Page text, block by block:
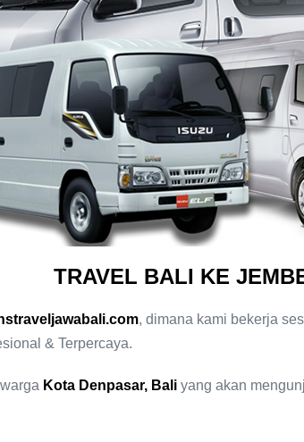
TRAVEL BALI KE
, dimana kami bekerja
& Terpercaya.
Kota Denpasar, Bali yang akan